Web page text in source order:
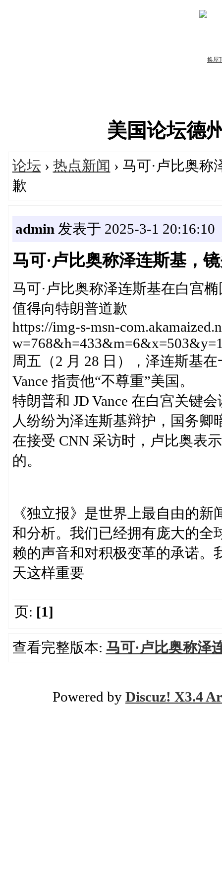
美国论坛德
论坛 › 热点新闻 › 马可·卢比奥
歉
admin 发表于 2025-3-1 20:16:10
马可·卢比奥称泽连斯基，
马可·卢比奥称泽连斯基在白宫
值得向特朗普道歉
https://img-s-msn-
周五（2 月 28 日），泽连斯基
Vance 指责他“不尊重”美国。
特朗普和 JD Vance 在白宫关键
人纷纷为泽连斯基辩护，国务
在接受 CNN 采访时，卢比奥表
的。
《独立报》是世界上最自由的
和分析。我们已经拥有庞大的全
赖的声音和对积极变革的承诺。
天这样重要
页: [1]
查看完整版本: 马可·卢比奥称泽
Powered by Discuz! X3.4